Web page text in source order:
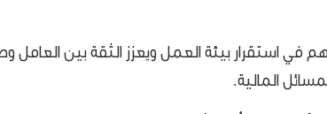
في استقرار بيئة العمل ويعزز الثقة بين
المالية.